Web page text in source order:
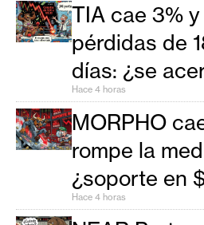
C
o
a
c
t
P
TIA cae 3%
pérdidas de
días: ¿se
Hace 4 horas
MORPHO
rompe la
¿soporte en
Hace 4 horas